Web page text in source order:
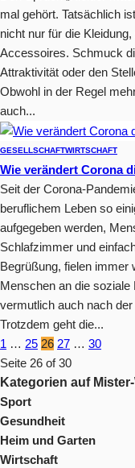
mal gehört. Tatsächlich
nicht nur für die
Accessoires. Schmuck
Attraktivität oder den
Obwohl in der Regel
auch...
GESELLSCHAFTWIRTSCHAFT
Wie verändert Corona
Seit der Corona-
beruflichem Leben so
aufgegeben werden,
Schlafzimmer und
Begrüßung, fielen immer
Menschen an die
vermutlich auch nach
Trotzdem geht die...
1 … 25 26 27 … 30
Seite 26 of 30
Kategorien auf
Sport
Gesundheit
Heim und Garten
Wirtschaft